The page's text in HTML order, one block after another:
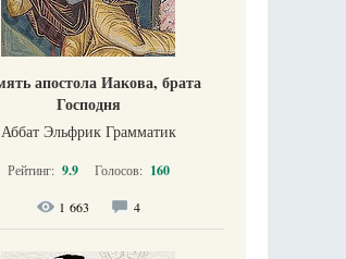
апостола Иакова, брата
Господня
Аббат Эльфрик Грамматик
Рейтинг: 9.9 Голосов: 160
1 663 4